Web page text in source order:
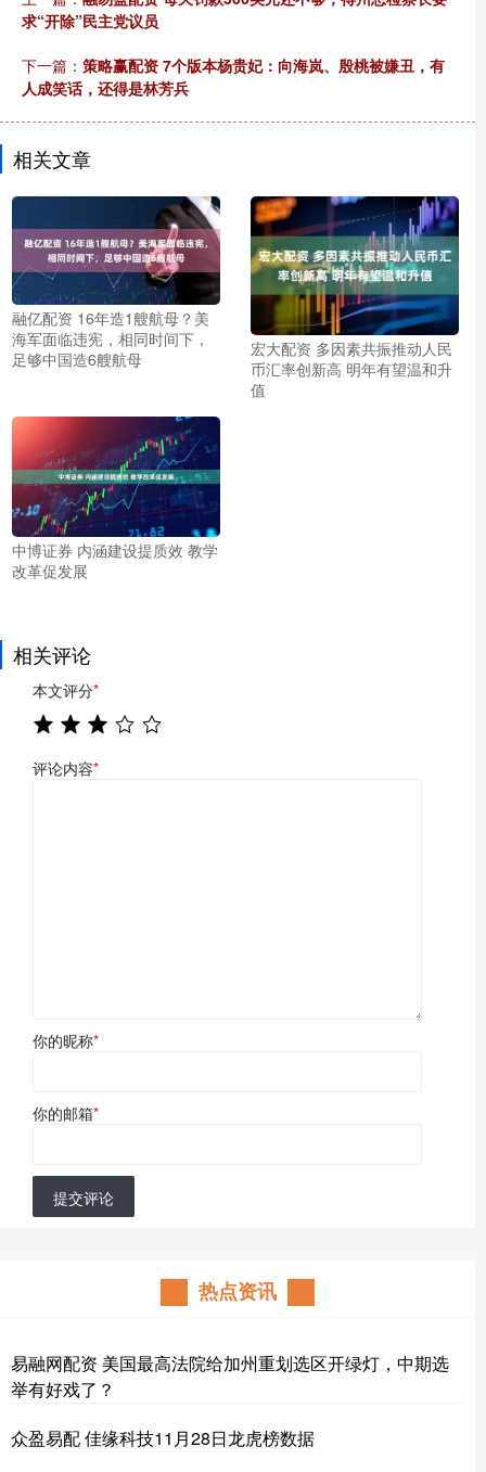
求“开除”民主党议员
下一篇： 策略赢配资 7个版本杨贵妃：向海岚、殷桃被嫌丑，有
人成笑话，还得是林芳兵
相关文章
融亿配资 16年造1艘航母？美
海军面临违宪，相同时间下，
足够中国造6艘航母
宏大配资 多因素共振推动人民
币汇率创新高 明年有望温和升
值
中博证券 内涵建设提质效 教学
改革促发展
相关评论
本文评分*
评论内容*
你的昵称*
你的邮箱*
提交评论
热点资讯
易融网配资 美国最高法院给加州重划选区开绿灯，中期选
举有好戏了？
众盈易配 佳缘科技11月28日龙虎榜数据